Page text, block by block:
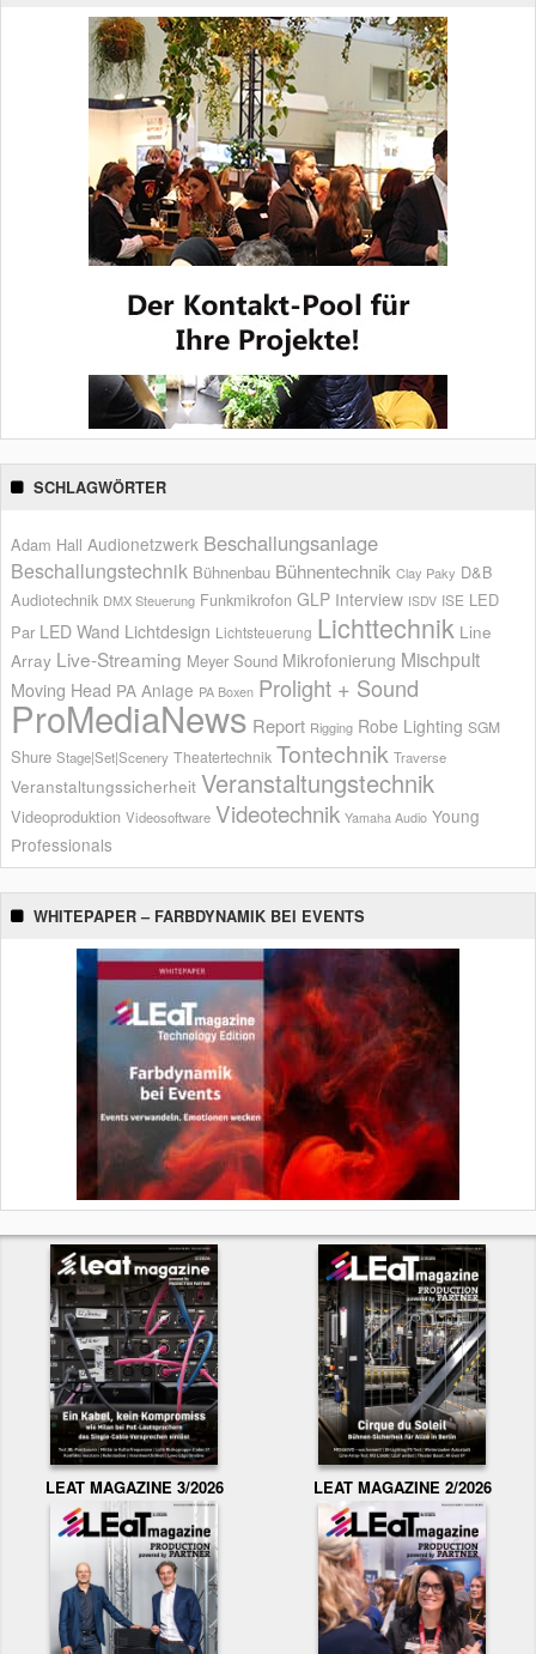
SCHLAGWÖRTER
Adam Hall Audionetzwerk Beschallungsanlage
Beschallungstechnik Bühnenbau Bühnentechnik Clay Paky D&B
Audiotechnik DMX Steuerung Funkmikrofon GLP Interview ISDV ISE LED
Par LED Wand Lichtdesign Lichtsteuerung Lichttechnik Line
Array Live-Streaming Meyer Sound Mikrofonierung Mischpult
Moving Head PA Anlage PA Boxen Prolight + Sound
ProMediaNews Report Rigging Robe Lighting SGM
Shure Stage|Set|Scenery Theatertechnik Tontechnik Traverse
Veranstaltungssicherheit Veranstaltungstechnik
Videoproduktion Videosoftware Videotechnik Yamaha Audio Young
Professionals
WHITEPAPER – FARBDYNAMIK BEI EVENTS
LEAT MAGAZINE 3/2026 LEAT MAGAZINE 2/2026